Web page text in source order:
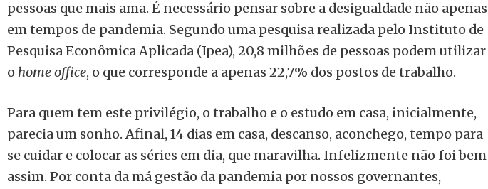
pessoas que mais ama. É necessário pensar sobre a desigualdade não apenas
em tempos de pandemia. Segundo uma pesquisa realizada pelo Instituto de
Pesquisa Econômica Aplicada (Ipea), 20,8 milhões de pessoas podem utilizar
o home office, o que corresponde a apenas 22,7% dos postos de trabalho.
Para quem tem este privilégio, o trabalho e o estudo em casa, inicialmente,
parecia um sonho. Afinal, 14 dias em casa, descanso, aconchego, tempo para
se cuidar e colocar as séries em dia, que maravilha. Infelizmente não foi bem
assim. Por conta da má gestão da pandemia por nossos governantes,